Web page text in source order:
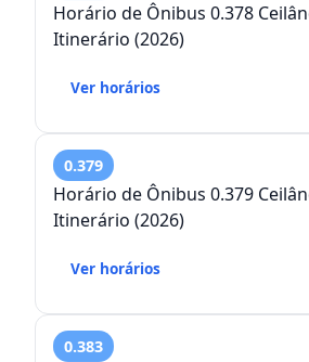
Horário de Ônibus 0.378
Itinerário (2026)
Ver horários
0.379
Horário de Ônibus 0.379
Itinerário (2026)
Ver horários
0.383